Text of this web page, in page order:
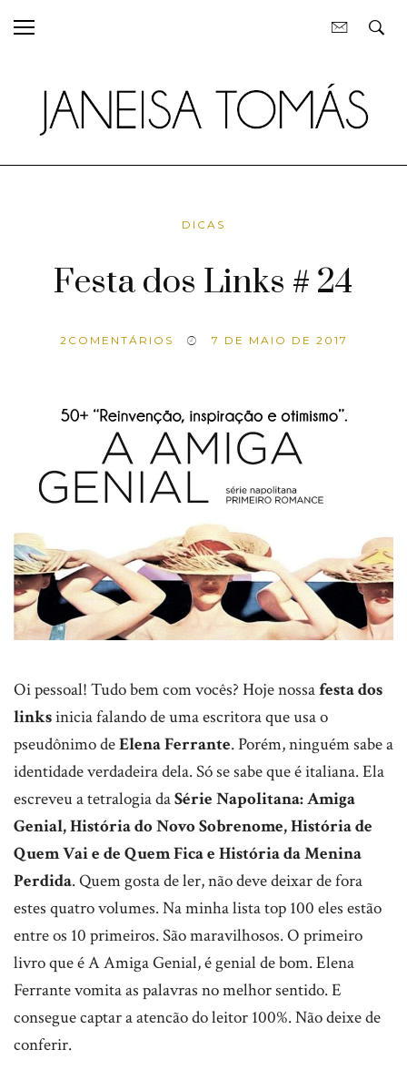
DICAS
Festa dos Links # 24
2 COMENTÁRIOS 7 DE MAIO DE 2017
Oi pessoal! Tudo bem com vocês? Hoje nossafesta dos
linksinicia falando de uma escritora que usa o
pseudônimo deElena Ferrante. Porém, ninguém sabe a
identidade verdadeira dela. Só se sabe que é italiana. Ela
escreveu a tetralogia daSérie Napolitana: Amiga
Genial, História do Novo Sobrenome, História de
Quem Vai e de Quem Fica e História da Menina
Perdida. Quem gosta de ler, não deve deixar de fora
estes quatro volumes. Na minha lista top 100 eles estão
entre os 10 primeiros. São maravilhosos. O primeiro
livro que é A Amiga Genial, é genial de bom. Elena
Ferrante vomita as palavras no melhor sentido. E
consegue captar a atencão do leitor 100%. Não deixe de
conferir.